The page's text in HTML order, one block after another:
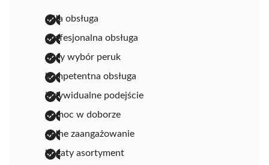
miła obsługa
profesjonalna obsługa
duży wybór peruk
kompetentna obsługa
indywidualne podejście
pomoc w doborze
pełne zaangażowanie
bogaty asortyment